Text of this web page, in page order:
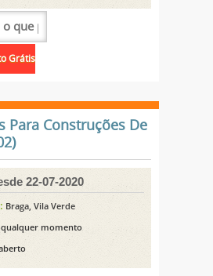
Para Construções De
22-07-2020
Braga, Vila Verde
qualquer momento